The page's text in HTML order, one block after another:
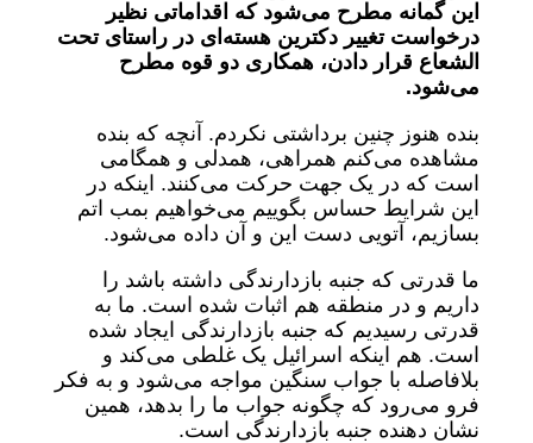
این گمانه مطرح می‌شود که اقداماتی نظیر
درخواست تغییر دکترین هسته‌ای در راستای تحت
الشعاع قرار دادن، همکاری دو قوه مطرح
می‌شود.
بنده هنوز چنین برداشتی نکردم. آنچه که بنده
مشاهده می‌کنم همراهی، همدلی و همگامی
است که در یک جهت حرکت می‌کنند. اینکه در
این شرایط حساس بگوییم می‌خواهیم بمب اتم
بسازیم، آتویی دست این و آن داده می‌شود.
ما قدرتی که جنبه بازدارندگی داشته باشد را
داریم و در منطقه هم اثبات شده است. ما به
قدرتی رسیدیم که جنبه بازدارندگی ایجاد شده
است. هم اینکه اسرائیل یک غلطی می‌کند و
بلافاصله با جواب سنگین مواجه می‌شود و به فکر
فرو می‌رود که چگونه جواب ما را بدهد، همین
نشان دهنده جنبه بازدارندگی است.